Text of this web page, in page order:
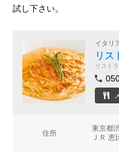
試し下さい。
イタリ
リス
リスト
住所
東京都
ＪＲ 恵